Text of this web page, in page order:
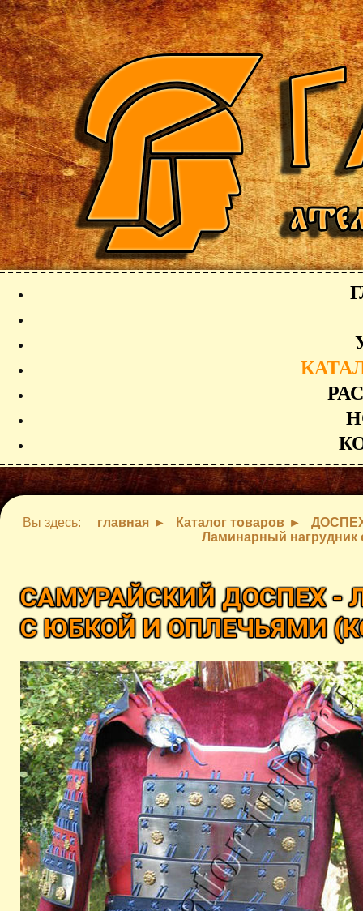
Вы здесь: главная Каталог товаров
Ламинарный нагрудник
САМУРАЙСКИЙ ДОСПЕХ
С ЮБКОЙ И ОПЛЕЧЬЯМИ